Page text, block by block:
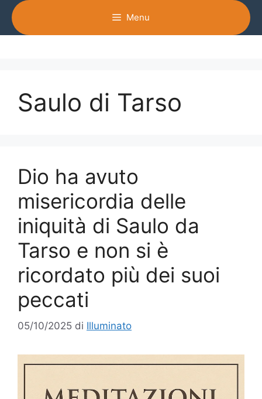
Vai
contenuto
Menu
Saulo di Tarso
Dio ha avuto
misericordia delle
iniquità di Saulo da
Tarso e non si è
ricordato più dei suoi
peccati
05/10/2025 di Illuminato